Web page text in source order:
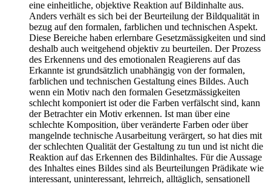
eine einheitliche, objektive Reaktion auf Bildinhalte aus.
Anders verhält es sich bei der Beurteilung der Bildqualität in
bezug auf den formalen, farblichen und technischen Aspekt.
Diese Bereiche haben erlernbare Gesetzmässigkeiten und sind
deshalb auch weitgehend objektiv zu beurteilen. Der Prozess
des Erkennens und des emotionalen Reagierens auf das
Erkannte ist grundsätzlich unabhängig von der formalen,
farblichen und technischen Gestaltung eines Bildes. Auch
wenn ein Motiv nach den formalen Gesetzmässigkeiten
schlecht komponiert ist oder die Farben verfälscht sind, kann
der Betrachter ein Motiv erkennen. Ist man über eine
schlechte Komposition, über veränderte Farben oder über
mangelnde technische Ausarbeitung verärgert, so hat dies mit
der schlechten Qualität der Gestaltung zu tun und ist nicht die
Reaktion auf das Erkennen des Bildinhaltes. Für die Aussage
des Inhaltes eines Bildes sind als Beurteilungen Prädikate wie
interessant, uninteressant, lehrreich, alltäglich, sensationell